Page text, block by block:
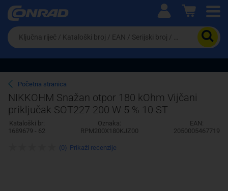
Ova postavka prilagođava asortiman proizvoda i
cijene vašim potrebama.
Pravno lice
Da
biste
potražili
proizvod,
unesite
ključnu
riječ,
kataloški
broj,
EAN
ili
Početna stranica
NIKKOHM Snažan otpor 180 kOhm Vijčani
priključak SOT227 200 W 5 % 10 ST
Kataloški br:
1689679 - 62
Oznaka:
RPM200X180KJZ00
EAN:
2050005467719
(0) Prikaži recenzije